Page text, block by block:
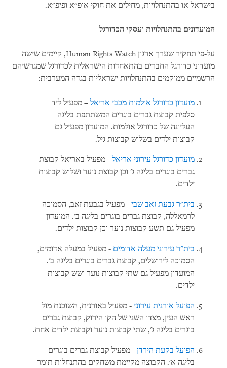
בישראל או בהתנחלויות, מחילים את חוקי אופ"א ופיפ"א.
המועדונים בהתנחלויות ועסקי הכדורגל
על-פי תחקיר שערך ארגוןHuman Rights Watch, קיימים שישה
מועדוני כדורגל החברים בהתאחדות הישראלית לכדורגל שמגרשיהם
הרשמיים ממוקמים בהתנחלויות ישראליות בגדה המערבית:
מועדון כדורגל אולמות מכבי אריאל – מפעיל ליד
סלפית קבוצת גברים בוגרים המשתתפת בליגה
העליונה של כדורגל אולמות. המועדון מפעיל גם
קבוצות ילדים בשלוש קבוצות גיל.
מועדון כדורגל עירוני אריאל - מפעיל באריאל קבוצת
גברים בוגרים בליגה ג' וכן קבוצת נוער ושלוש קבוצות
ילדים.
בית"ר גבעת זאב שבי - מפעיל בגבעת זאב, הסמוכה
לרמאללה, קבוצת גברים בוגרים בליגה ב'. המועדון
מפעיל גם תשע קבוצות נוער וכן קבוצות ילדים.
בית"ר עירוני מעלה אדומים - מפעיל במעלה אדומים,
הסמוכה לירושלים, קבוצת גברים בוגרים בליגה ב'.
המועדון מפעיל גם שתי קבוצות נוער ושש קבוצות
ילדים.
הפועל אורנית עירוני - מפעיל באורנית, השוכנת מול
ראש העין, מצדו השני של הקו הירוק, קבוצת גברים
בוגרים בליגה ג', שתי קבוצות נוער וקבוצת ילדים אחת.
הפועל בקעת הירדן - מפעיל קבוצת גברים בוגרים
בליגה א'. הקבוצה מקיימת משחקים בהתנחלות תומר